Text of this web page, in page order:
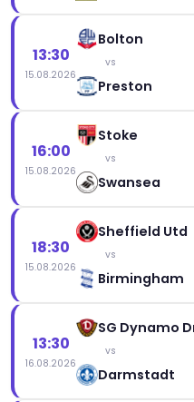
13:30
15.08.2026
Bolton
vs
Preston
16:00
15.08.2026
Stoke
vs
Swansea
18:30
15.08.2026
Sheffield Utd
vs
Birmingham
13:30
16.08.2026
SG Dynamo
vs
Darmstadt